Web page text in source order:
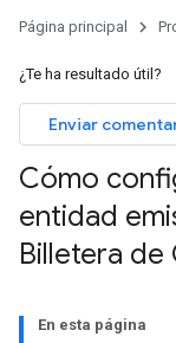
Página principal
¿Te ha resultado útil?
Enviar
Cómo
entidad
Billetera de
En esta página